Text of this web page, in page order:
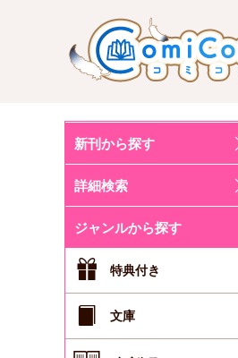
新刊から探す
詳細検索
ジャンルから探す
特典付き
文庫